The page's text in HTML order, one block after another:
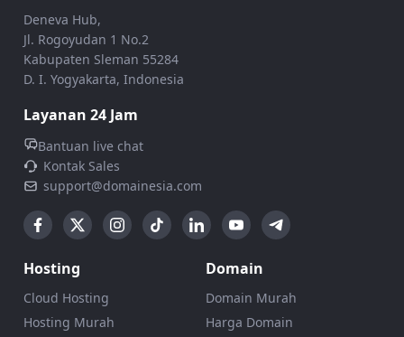
Deneva Hub,
Jl. Rogoyudan 1 No.2
Kabupaten Sleman 55284
D. I. Yogyakarta, Indonesia
Layanan 24 Jam
Bantuan live chat
Kontak Sales
support@domainesia.com
Hosting
Cloud Hosting
Hosting Murah
Domain
Domain Murah
Harga Domain